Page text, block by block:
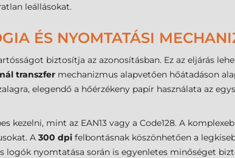
leállásokat.
ÉS NYOMTATÁSI
biztosítja az azonosításban. Ez az eljárás
transzfer mechanizmus alapvetően hőátadáson
elegendő a hőérzékeny papír használata az
mint az EAN13 vagy a Code128. A
A 300 dpi felbontásnak köszönhetően a
logók nyomtatása során is egyenletes minőséget